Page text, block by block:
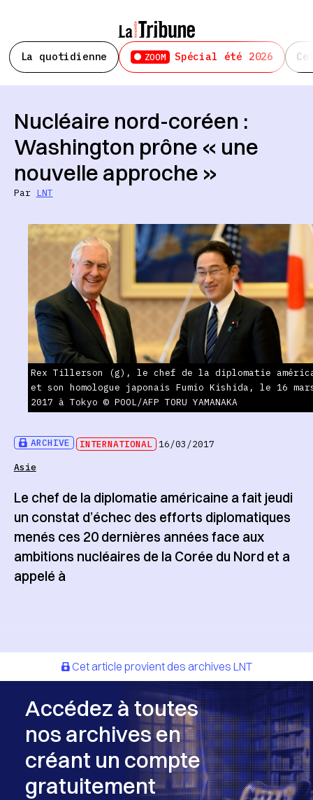
La quotidienne ZOOM Spécial été 2026
ARCHIVE INTERNATIONAL 16/03/2017
Asie
Nucléaire nord-coréen :
Washington prône « une
nouvelle approche »
Par LNT
Rex Tillerson (g), le chef de la diplomatie
et son homologue japonais Fumio Kishida, le 16
2017 à Tokyo © POOL/AFP TORU YAMANAKA
Le chef de la diplomatie américaine a fait jeudi
un constat d’échec des efforts diplomatiques
menés ces 20 dernières années face aux
ambitions nucléaires de la Corée du Nord et a
appelé à
Cet article provient des archives LNT
Accédez à toutes
nos archives en
créant un compte
gratuitement